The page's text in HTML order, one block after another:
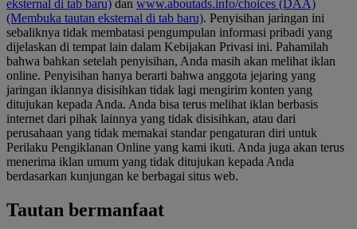
eksternal di tab baru) dan www.aboutads.info/choices (DAA)
(Membuka tautan eksternal di tab baru). Penyisihan jaringan ini
sebaliknya tidak membatasi pengumpulan informasi pribadi yang
dijelaskan di tempat lain dalam Kebijakan Privasi ini. Pahamilah
bahwa bahkan setelah penyisihan, Anda masih akan melihat iklan
online. Penyisihan hanya berarti bahwa anggota jejaring yang
jaringan iklannya disisihkan tidak lagi mengirim konten yang
ditujukan kepada Anda. Anda bisa terus melihat iklan berbasis
internet dari pihak lainnya yang tidak disisihkan, atau dari
perusahaan yang tidak memakai standar pengaturan diri untuk
Perilaku Pengiklanan Online yang kami ikuti. Anda juga akan terus
menerima iklan umum yang tidak ditujukan kepada Anda
berdasarkan kunjungan ke berbagai situs web.
Tautan bermanfaat